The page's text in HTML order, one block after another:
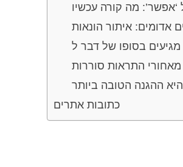
מאחורי התראות סוררות
ההגנה הטובה ביותר
כתובות אתרים